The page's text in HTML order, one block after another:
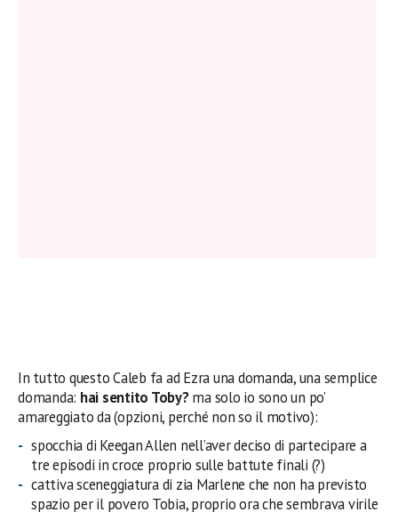
In tutto questo Caleb fa ad Ezra una domanda, una semplice
domanda: hai sentito Toby?ma solo io sono un po’
amareggiato da (opzioni, perché non so il motivo):
spocchia di Keegan Allen nell’aver deciso di partecipare a
tre episodi in croce proprio sulle battute finali (?)
cattiva sceneggiatura di zia Marlene che non ha previsto
spazio per il povero Tobia, proprio ora che sembrava virile